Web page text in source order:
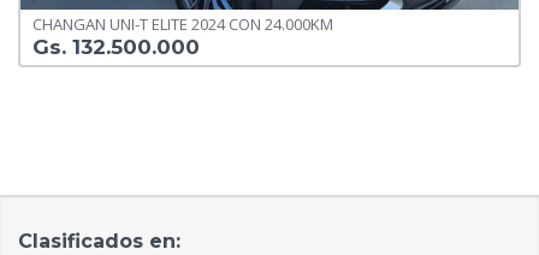
CHANGAN UNI-T ELITE 2024 CON 24.000KM
Gs. 132.500.000
Clasificados en: